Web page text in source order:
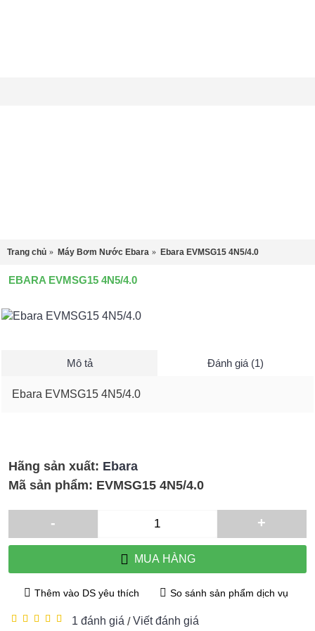
Trang chủ Máy Bơm Nước Ebara Ebara EVMSG15 4N5/4.0
EBARA EVMSG15 4N5/4.0
Mô tả Đánh giá (1)
Ebara EVMSG15 4N5/4.0
Hãng sản xuất: Ebara
Mã sản phẩm: EVMSG15 4N5/4.0
- +
MUA HÀNG
Thêm vào DS yêu thích So sánh sản phẩm dịch vụ
1 đánh giá /Viết đánh giá